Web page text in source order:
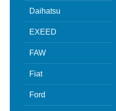
Daihatsu
EXEED
FAW
Fiat
Ford